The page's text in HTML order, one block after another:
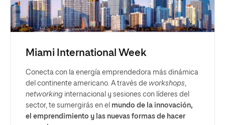
Miami International Week
Conecta con la energía emprendedora más dinámica
del continente americano. A través de workshops
networking internacional y sesiones con líderes del
sector, te sumergirás en el mundo de la innovación,
el emprendimiento y las nuevas formas de hacer